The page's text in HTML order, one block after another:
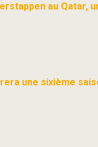
au Qatar,
une sixième